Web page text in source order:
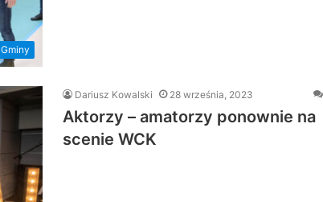
Gminy
Dariusz Kowalski 28 września, 2023
Aktorzy – amatorzy ponownie na
scenie WCK